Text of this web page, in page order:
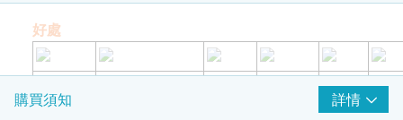
好處
眠
持久 素食
購買須知 詳情